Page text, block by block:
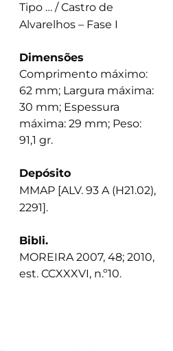
Tipo … / Castro de
Alvarelhos – Fase I
Dimensões
Comprimento máximo:
62 mm; Largura máxima:
30 mm; Espessura
máxima: 29 mm; Peso:
91,1 gr.
Depósito
MMAP [ALV. 93 A (H21.02),
2291].
Bibli.
MOREIRA 2007, 48; 2010,
est. CCXXXVI, n.º10.